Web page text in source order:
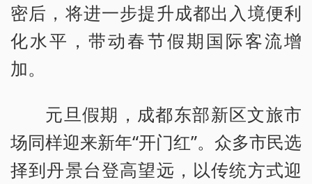
密后，将进一步提升成都出入境便利
化水平，带动春节假期国际客流增
加。
元旦假期，成都东部新区文旅市
场同样迎来新年“开门红”。众多市民选
择到丹景台登高望远，以传统方式迎